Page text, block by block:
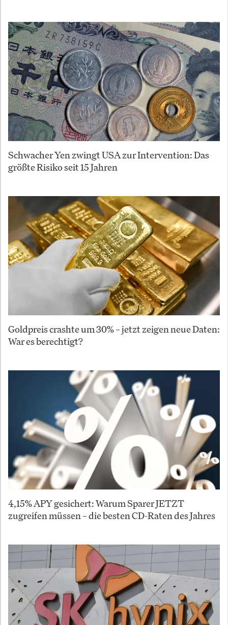
Schwacher Yen zwingt USA zur Intervention: Das
größte Risiko seit 15 Jahren
Goldpreis crashte um 30% – jetzt zeigen neue Daten:
War es berechtigt?
4,15% APY gesichert: Warum Sparer JETZT
zugreifen müssen – die besten CD-Raten des Jahres